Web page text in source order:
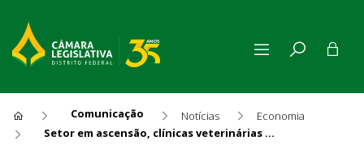
Comunicação Notícias
Economia
Setor em ascensão, clínicas veterinárias serão regulamentadas no Plano Piloto